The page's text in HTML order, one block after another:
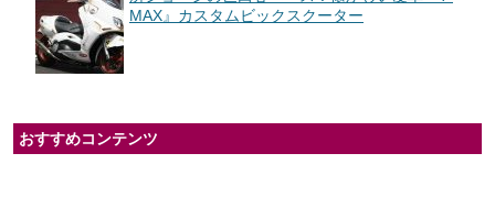
MAX』カスタムビックスクーター
おすすめコンテンツ